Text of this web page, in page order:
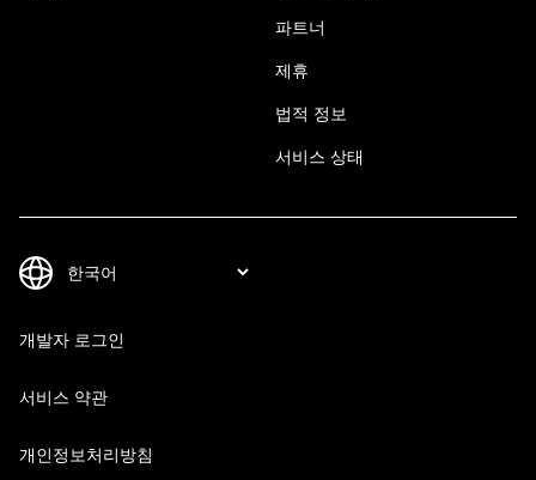
파트너
제휴
법적 정보
서비스 상태
개발자 로그인
서비스 약관
개인정보처리방침